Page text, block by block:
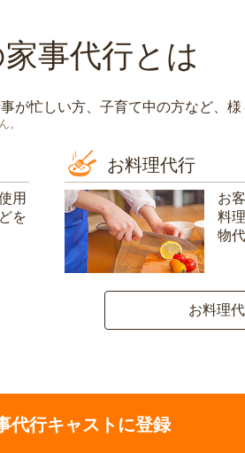
事代行とは
が忙しい方、子育て中の方など、
。
用
を
お料理代行
お
料
物
お料理
代行キャストに登録